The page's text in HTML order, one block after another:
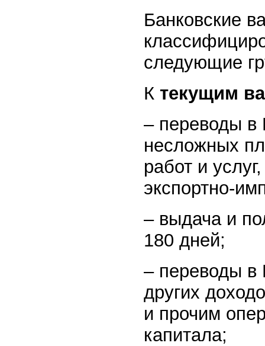
Банковские
следующие
К текущим
– переводы
несложных
работ и
экспортно-
– выдача и
180 дней;
– переводы в
других
и прочим
капитала;